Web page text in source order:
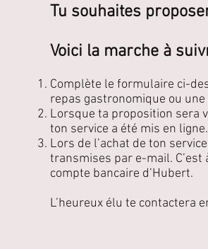
Tu souhaites
Voici la marche à
Complète le formulaire ci-
repas gastronomique ou
Lorsque ta proposition sera
ton service a été mis en ligne.
Lors de l’achat de ton
transmises par e-mail.
compte bancaire d’Hubert.
L’heureux élu te contactera